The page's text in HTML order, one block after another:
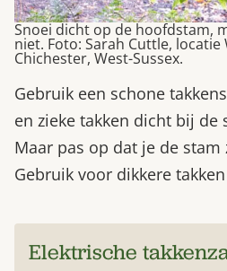
Snoei dicht op de hoofdstam,
niet. Foto: Sarah Cuttle, locatie
Chichester, West-Sussex.
Gebruik een schone
en zieke takken dicht bij
Maar pas op dat je de
Gebruik voor dikkere
Elektrische